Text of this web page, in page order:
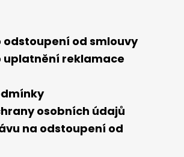
odstoupení od smlouvy
uplatnění reklamace
osobních údajů
na odstoupení od